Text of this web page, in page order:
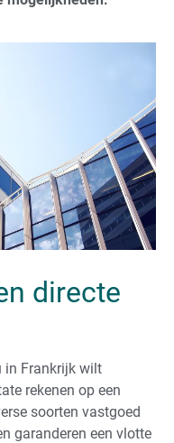
directe
in Frankrijk wilt
rekenen op een
soorten vastgoed
garanderen een vlotte